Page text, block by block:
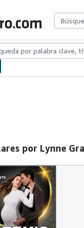
Libros antiguos
por Lynne